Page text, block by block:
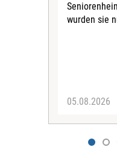
wurden sie
05.08.2026